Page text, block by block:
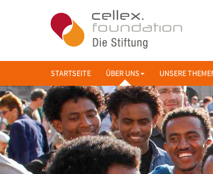
STARTSEITE ÜBER UNS UNSERE